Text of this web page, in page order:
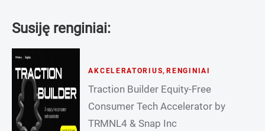
Susiję renginiai:
AKCELERATORIUS, RENGINIAI
Traction Builder Equity-Free
Consumer Tech Accelerator by
TRMNL4 & Snap Inc